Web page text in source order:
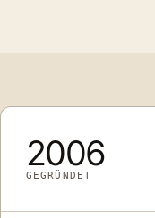
2006
GEGRÜNDET